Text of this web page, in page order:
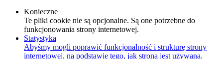
Konieczne
Te pliki cookie nie są opcjonalne. Są one potrzebne do
funkcjonowania strony internetowej.
Statystyka
Abyśmy mogli poprawić funkcjonalność i strukturę strony
internetowej, na podstawie tego, jak strona jest używana.